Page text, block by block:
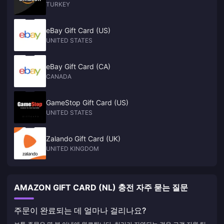
TURKEY
eBay Gift Card (US)
UNITED STATES
eBay Gift Card (CA)
CANADA
GameStop Gift Card (US)
UNITED STATES
Zalando Gift Card (UK)
UNITED KINGDOM
AMAZON GIFT CARD (NL) 충전 자주 묻는 질문
주문이 완료되는 데 얼마나 걸리나요?